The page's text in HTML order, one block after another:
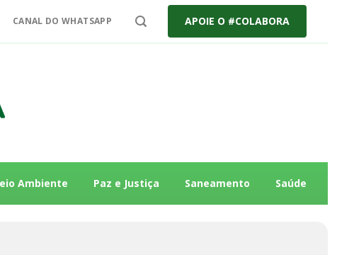
CANAL DO WHATSAPP APOIE O #COLABORA
Ambiente Paz e Justiça Saneamento Saúde